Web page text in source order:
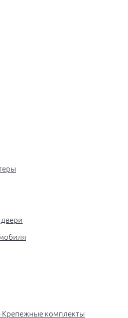
Крепежные комплекты